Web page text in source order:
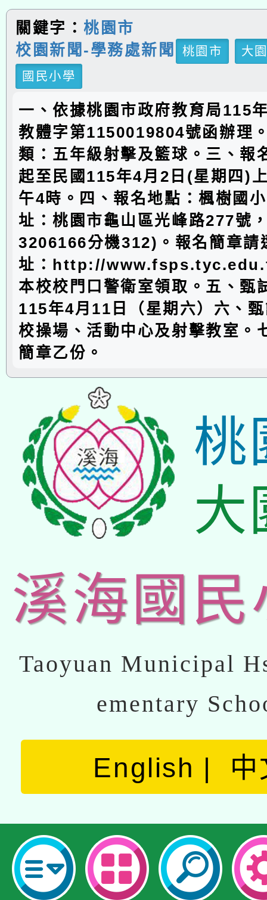
關鍵字：桃園市
校園新聞-學務處新聞
桃園市
大
國民小學
一、依據桃園市政府教育局115
教體字第1150019804號函辦理
類：五年級射擊及籃球。三、報
起至民國115年4月2日(星期四)
午4時。四、報名地點：楓樹國
址：桃園市龜山區光峰路277號
3206166分機312)。報名簡章請
址：http://
本校校門口警衛室領取。五、甄
115年4月11日（星期六）六、
校操場、活動中心及射擊教室。
簡章乙份。
桃
大
溪海國民
Taoyuan Municipal
ementary
English 中